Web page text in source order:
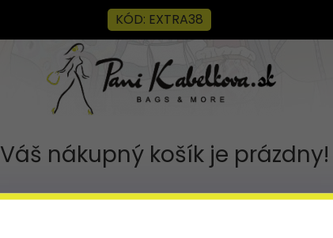
KÓD: EXTRA38
Váš nákupný košík je prázdny!